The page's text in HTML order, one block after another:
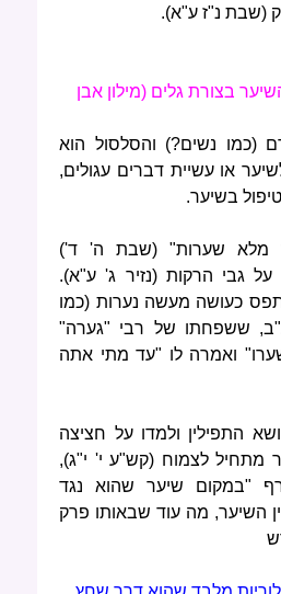
(שבת נ"ז ע"א).
בצורת גלים (מילון אבן
(כמו נשים?) והסלסול הוא
או עשיית דברים עגולים,
בשיער.
מלא שערות" (שבת ה' ד')
גבי הרקות (נזיר ג' ע"א).
כעושה מעשה נערות (כמו
ששפחתו של רבי "גערה"
ואמרה לו "עד מתי אתה
התפילין ולמדו על חציצה
מתחיל לצמוח (קש"ע י' י"ג),
"במקום שיער שהוא נגד
השיער, מה עוד שבאותו פרק